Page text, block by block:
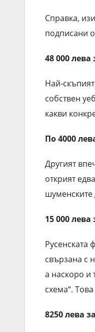
Справка,
подписани
48 000
Най-
собствен
какви
По 4000
Другият
открият едва
шуменските
15 000
Русенската
свързана с
а наскоро и
схема“.
8250 лева